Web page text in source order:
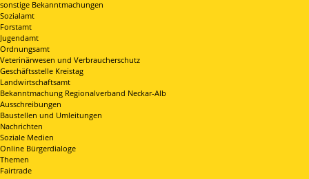
sonstige Bekanntmachungen
Sozialamt
Forstamt
Jugendamt
Ordnungsamt
Veterinärwesen und Verbraucherschutz
Geschäftsstelle Kreistag
Landwirtschaftsamt
Bekanntmachung Regionalverband Neckar-Alb
Ausschreibungen
Baustellen und Umleitungen
Nachrichten
Soziale Medien
Online Bürgerdialoge
Themen
Fairtrade